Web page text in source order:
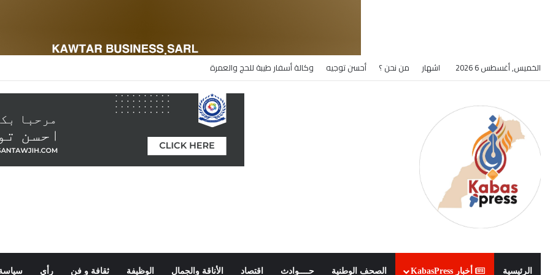
الخميس, أغسطس 6 2026 اشهار من نحن ؟ أحسن توجيه وكالة أسفار طيبة للحج والعمرة
الرئيسية أخبار KabasPress الصحف الوطنية حــــوادث اقتصاد الأناقة والجمال الوظيفة ثقافة و فن رأي